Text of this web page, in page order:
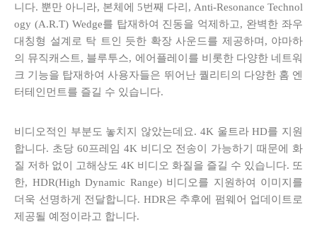
니다. 뿐만 아니라, 본체에 5번째 다리, Anti-Resonance Technol
ogy (A.R.T) Wedge를 탑재하여 진동을 억제하고, 완벽한 좌우
대칭형 설계로 탁 트인 듯한 확장 사운드를 제공하며, 야마하
의 뮤직캐스트, 블루투스, 에어플레이를 비롯한 다양한 네트워
크 기능을 탑재하여 사용자들은 뛰어난 퀄리티의 다양한 홈 엔
터테인먼트를 즐길 수 있습니다.
비디오적인 부분도 놓치지 않았는데요. 4K 울트라 HD를 지원
합니다. 초당 60프레임 4K 비디오 전송이 가능하기 때문에 화
질 저하 없이 고해상도 4K 비디오 화질을 즐길 수 있습니다. 또
한, HDR(High Dynamic Range) 비디오를 지원하여 이미지를
더욱 선명하게 전달합니다. HDR은 추후에 펌웨어 업데이트로
제공될 예정이라고 합니다.